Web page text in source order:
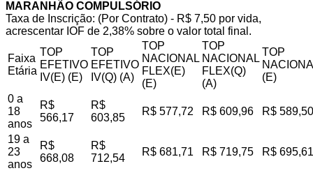
MARANHÃO COMPULSÓRIO
Taxa de Inscrição: (Por Contrato) - R$ 7,50 por vida,
acrescentar IOF de 2,38% sobre o valor total final.
Faixa
Etária
TOP
EFETIVO
IV(E) (E)
TOP
EFETIVO
IV(Q) (A)
TOP
NACIONAL
FLEX(E)
(E)
TOP
NACIONAL
FLEX(Q)
(A)
TOP
(E)
0 a
18
anos
R$
566,17
R$
603,85
R$ 577,72 R$ 609,96 R$ 589,50
19 a
23
anos
R$
668,08
R$
712,54
R$ 681,71 R$ 719,75 R$ 695,61